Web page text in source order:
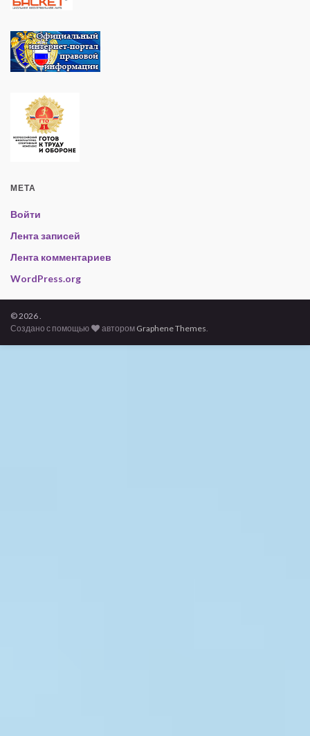
МЕТА
Войти
Лента записей
Лента комментариев
WordPress.org
© 2026 .
Создано с помощью
автором Graphene Themes